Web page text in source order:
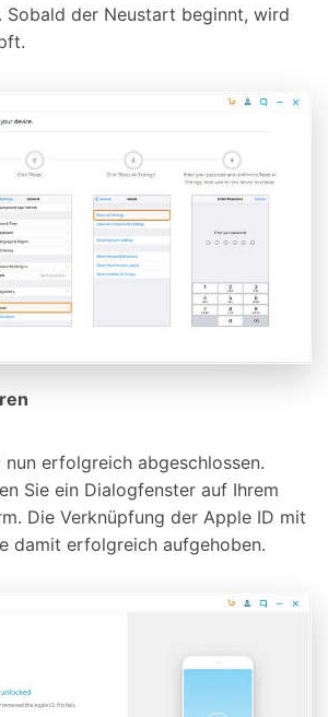
Sobald der Neustart beginnt, wird
erfolgreich abgeschlossen.
Sie ein Dialogfenster auf Ihrem
Die Verknüpfung der Apple ID mit
damit erfolgreich aufgehoben.